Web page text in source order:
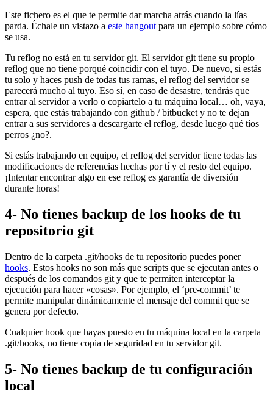
Este fichero es el que te permite dar marcha atrás cuando la lías
parda. Échale un vistazo a este hangout para un ejemplo sobre cómo
se usa.
Tu reflog no está en tu servidor git. El servidor git tiene su propio
reflog que no tiene porqué coincidir con el tuyo. De nuevo, si estás
tu solo y haces push de todas tus ramas, el reflog del servidor se
parecerá mucho al tuyo. Eso sí, en caso de desastre, tendrás que
entrar al servidor a verlo o copiartelo a tu máquina local… oh, vaya,
espera, que estás trabajando con github / bitbucket y no te dejan
entrar a sus servidores a descargarte el reflog, desde luego qué tíos
perros ¿no?.
Si estás trabajando en equipo, el reflog del servidor tiene todas las
modificaciones de referencias hechas por tí y el resto del equipo.
¡Intentar encontrar algo en ese reflog es garantía de diversión
durante horas!
4- No tienes backup de los hooks de tu
repositorio git
Dentro de la carpeta .git/hooks de tu repositorio puedes poner
hooks. Estos hooks no son más que scripts que se ejecutan antes o
después de los comandos git y que te permiten interceptar la
ejecución para hacer «cosas». Por ejemplo, el ‘pre-commit’ te
permite manipular dinámicamente el mensaje del commit que se
genera por defecto.
Cualquier hook que hayas puesto en tu máquina local en la carpeta
.git/hooks, no tiene copia de seguridad en tu servidor git.
5- No tienes backup de tu configuración
local